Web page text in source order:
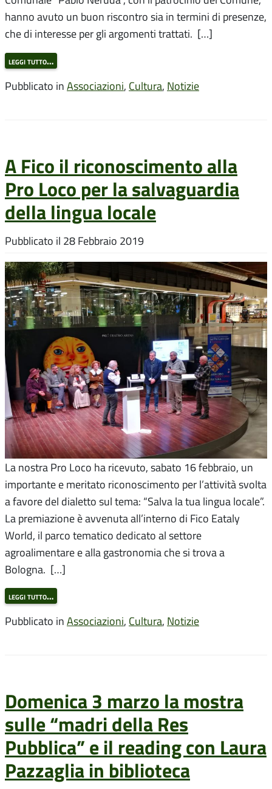
hanno avuto un buon riscontro sia in termini di presenze,
che di interesse per gli argomenti trattati. […]
leggi tutto…
Pubblicato in Associazioni, Cultura, Notizie
A Fico il riconoscimento alla
Pro Loco per la salvaguardia
della lingua locale
Pubblicato il 28 Febbraio 2019
La nostra Pro Loco ha ricevuto, sabato 16 febbraio, un
importante e meritato riconoscimento per l’attività svolta
a favore del dialetto sul tema: “Salva la tua lingua locale”.
La premiazione è avvenuta all’interno di Fico Eataly
World, il parco tematico dedicato al settore
agroalimentare e alla gastronomia che si trova a
Bologna. […]
leggi tutto…
Pubblicato in Associazioni, Cultura, Notizie
Domenica 3 marzo la mostra
sulle “madri della Res
Pubblica” e il reading con Laura
Pazzaglia in biblioteca